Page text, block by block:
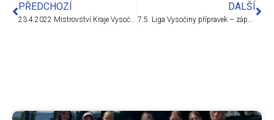
PŘEDCHOZÍ
23.4.2022 Mistrovství Kraje Vysočina v dlouhých bězích, Pacov
DALŠÍ
7.5. Liga Vysočiny přípravek – západ, Pacov